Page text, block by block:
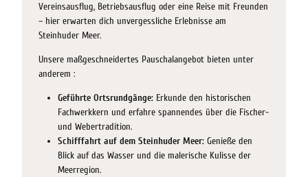
Vereinsausflug, Betriebsausflug oder eine Reise mit Freunden
– hier erwarten dich unvergessliche Erlebnisse am
Steinhuder Meer.
Unsere maßgeschneidertes Pauschalangebot bieten unter
anderem :
Geführte Ortsrundgänge: Erkunde den historischen
Fachwerkkern und erfahre spannendes über die Fischer-
und Webertradition.
Schifffahrt auf dem Steinhuder Meer: Genieße den
Blick auf das Wasser und die malerische Kulisse der
Meerregion.